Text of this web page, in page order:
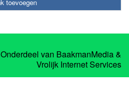
toevoegen
van BaakmanMedia&
Vrolijk Internet Services